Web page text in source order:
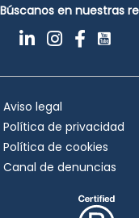
Búscanos en nuestras
Aviso legal
Política de privacidad
Política de cookies
Canal de denuncias